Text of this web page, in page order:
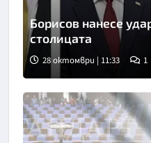
Борисов нанесе
столицата
28 октомври | 11:33 1